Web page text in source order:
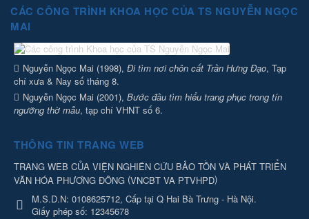
CÁC CÔNG TRÌNH KHOA HỌC CỦA TS NGUYỄN NGỌC
MAI
Nguyễn Ngọc Mai (1998), Đi tìm nơi chôn cất Trần Hưng Đạo, Tạp
chí xưa & Nay số tháng 8.
Nguyễn Ngọc Mai (2001), Bước đầu tìm hiểu trang phục trong tín
ngưỡng thờ mẫu, tạp chí VHNT số 6.
THÔNG TIN TRANG WEB
TRANG WEB CỦA VIỆN NGHIÊN CỨU BẢO TỒN VÀ PHÁT TRIỂN
VĂN HÓA PHƯƠNG ĐÔNG (VNCBT VA PTVHPD)
M.S.D.N: 0108625712, Cấp tại Q Hai Bà Trưng - Hà Nội.
Giấy phép số: 12345678